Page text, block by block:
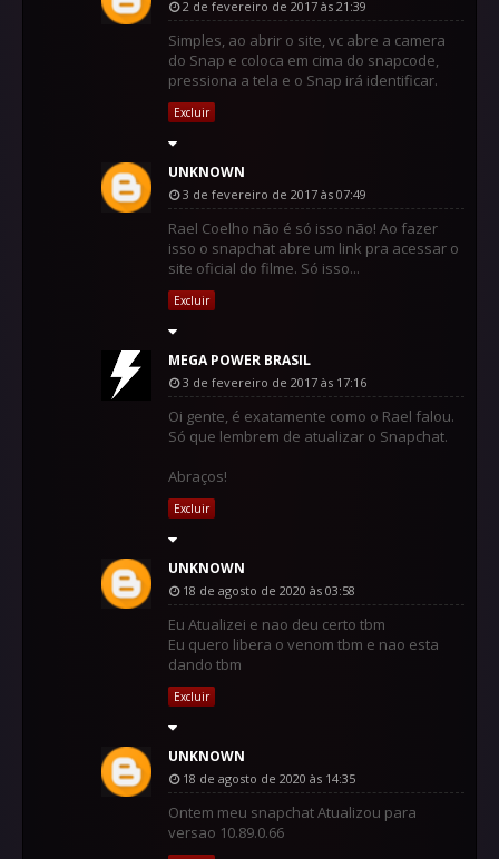
2 de fevereiro de 2017 às 21:39
Simples, ao abrir o site, vc abre a camera
do Snap e coloca em cima do snapcode,
pressiona a tela e o Snap irá identificar.
Excluir
UNKNOWN
3 de fevereiro de 2017 às 07:49
Rael Coelho não é só isso não! Ao fazer
isso o snapchat abre um link pra acessar o
site oficial do filme. Só isso...
Excluir
MEGA POWER BRASIL
3 de fevereiro de 2017 às 17:16
Oi gente, é exatamente como o Rael falou.
Só que lembrem de atualizar o Snapchat.
Abraços!
Excluir
UNKNOWN
18 de agosto de 2020 às 03:58
Eu Atualizei e nao deu certo tbm
Eu quero libera o venom tbm e nao esta
dando tbm
Excluir
UNKNOWN
18 de agosto de 2020 às 14:35
Ontem meu snapchat Atualizou para
versao 10.89.0.66